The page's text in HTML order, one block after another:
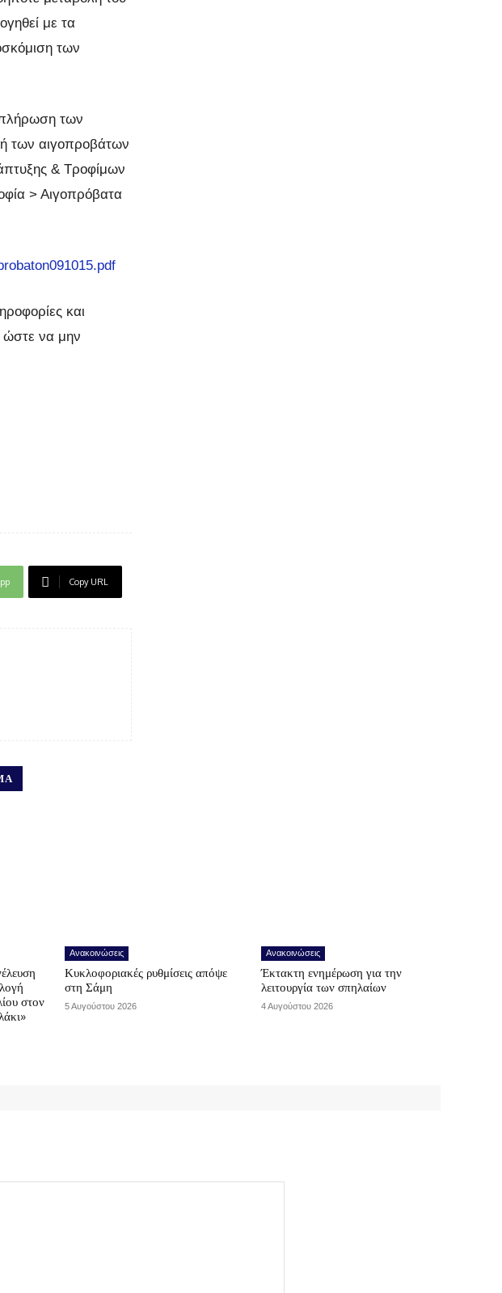
με τα
των
των
των αιγοπροβάτων
& Τροφίμων
> Αιγοπρόβατα
και
ώστε να μην
Copy URL
στον
Ανακοινώσεις
Κυκλοφοριακές ρυθμίσεις απόψε
στη Σάμη
5 Αυγούστου 2026
Ανακοινώσεις
Έκτακτη ενημέρωση για την
λειτουργία των σπηλαίων
4 Αυγούστου 2026